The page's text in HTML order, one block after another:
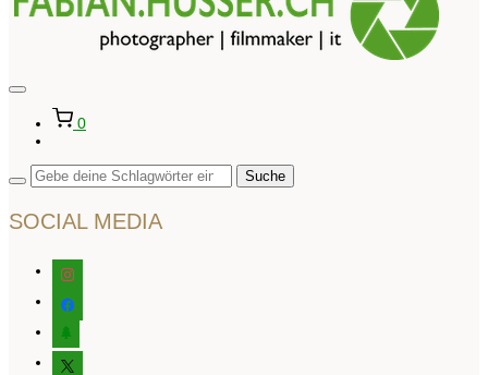
Seitenleiste
Navigation
umschalten
0
SOCIAL MEDIA
instagram
facebook
tree
x